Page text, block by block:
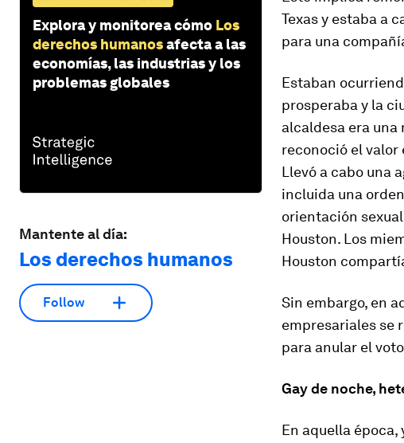
Explora y monitorea cómo Los
derechos humanosafecta a las
economías, las industrias y los
problemas globales
Mantente al día:
Los derechos humanos
Follow
Texas y estaba a
para una
Estaban
prosperaba y la
alcaldesa era
reconoció el valor
Llevó a cabo una
incluida una
orientación
Houston. Los
Houston
Sin embargo, en
empresariales se
para anular el
Gay de noche,
En aquella época,